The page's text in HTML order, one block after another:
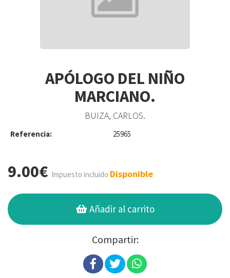
APÓLOGO DEL NIÑO
MARCIANO.
BUIZA, CARLOS.
Referencia: 25965
9.00€ Impuesto incluido Disponible
Añadir al carrito
Compartir: